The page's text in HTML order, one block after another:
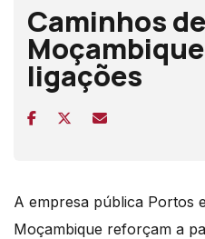
Caminhos
ligações
A empresa pública Portos
Moçambique reforçam a